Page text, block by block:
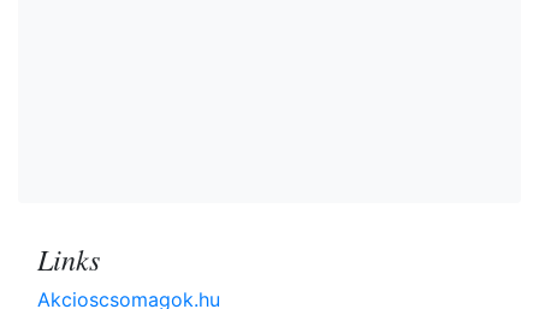
Links
Akcioscsomagok.hu